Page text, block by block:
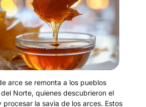
arce se remonta a los pueblos
Norte, quienes descubrieron el
la savia de los arces. Estos